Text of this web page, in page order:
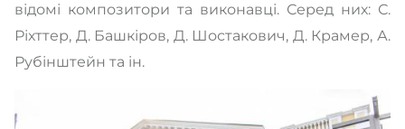
відомі композитори та виконавці. Серед них: С.
Ріхттер, Д. Башкіров, Д. Шостакович, Д. Крамер, А.
Рубінштейн та ін.